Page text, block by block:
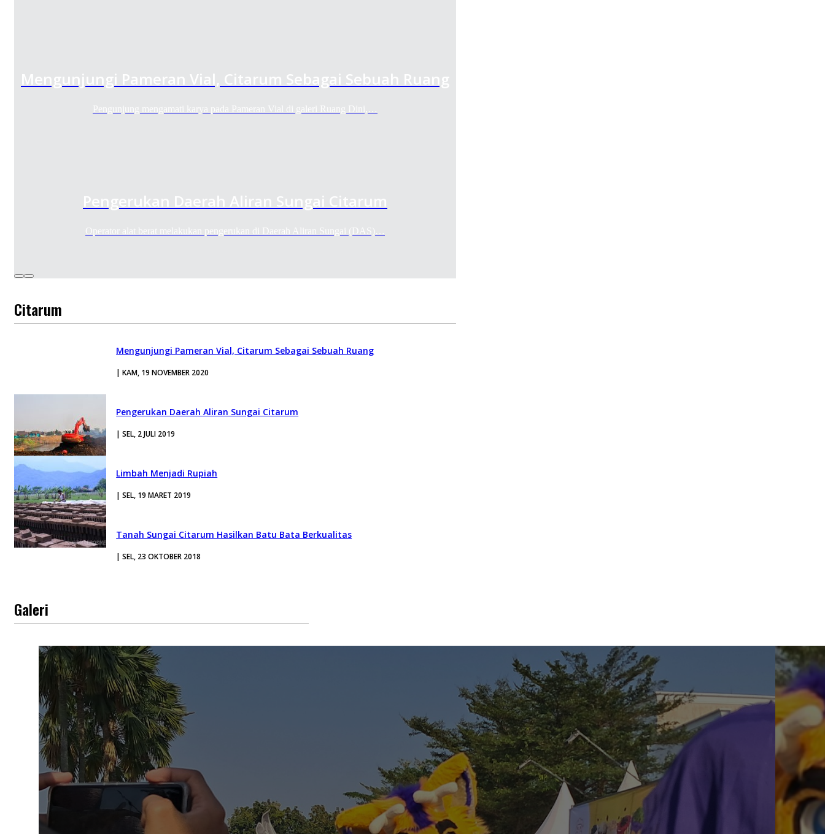
Mengunjungi Pameran Vial, Citarum Sebagai Sebuah Ruang
Pengunjung mengamati karya pada Pameran Vial di galeri Ruang Dini,…
Pengerukan Daerah Aliran Sungai Citarum
Operator alat berat melakukan pengerukan di Daerah Aliran Sungai (DAS)…
Citarum
Mengunjungi Pameran Vial, Citarum Sebagai Sebuah Ruang
| KAM, 19 NOVEMBER 2020
Pengerukan Daerah Aliran Sungai Citarum
| SEL, 2 JULI 2019
Limbah Menjadi Rupiah
| SEL, 19 MARET 2019
Tanah Sungai Citarum Hasilkan Batu Bata Berkualitas
| SEL, 23 OKTOBER 2018
Galeri